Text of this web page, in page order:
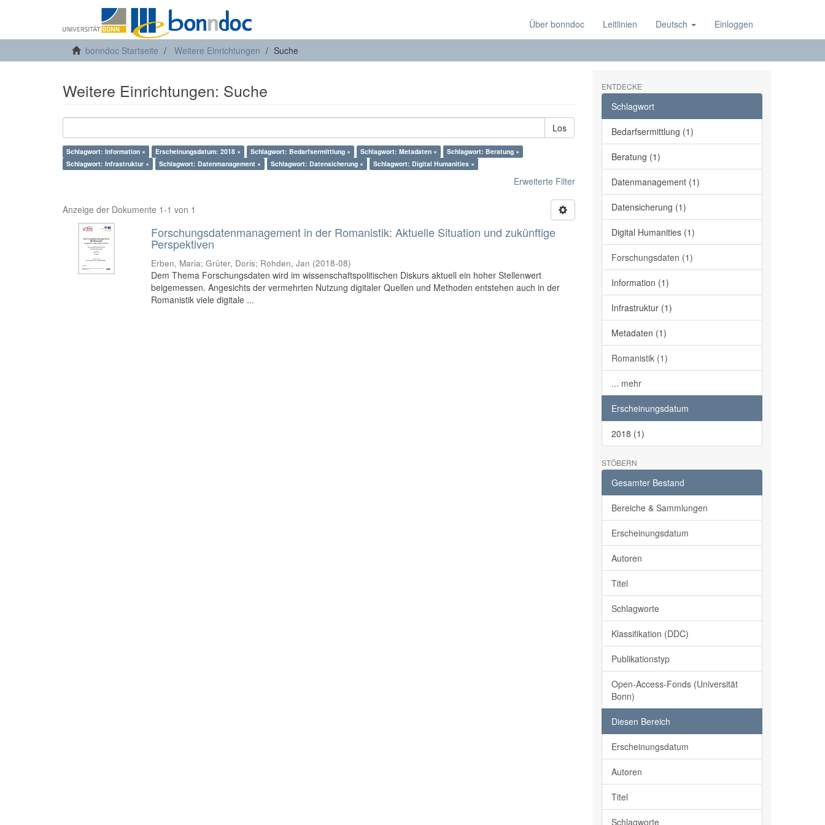
Über bonndoc Leitlinien Deutsch Einloggen
bonndoc Startseite Weitere Einrichtungen Suche
Weitere Einrichtungen: Suche
Los
Schlagwort: Information × Erscheinungsdatum: 2018 × Schlagwort: Bedarfsermittlung × Schlagwort: Metadaten ×
Schlagwort: Beratung ×
Schlagwort: Infrastruktur ×
Schlagwort: Datenmanagement × Schlagwort: Datensicherung × Schlagwort: Digital Humanities ×
Erweiterte Filter
Anzeige der Dokumente 1-1 von 1
Forschungsdatenmanagement in der Romanistik: Aktuelle Situation und zukünftige
Perspektiven
Erben, Maria;Grüter, Doris; Rohden, Jan (2018-08)
Dem Thema Forschungsdaten wird im wissenschaftspolitischen Diskurs aktuell ein hoher Stellenwert
beigemessen. Angesichts der vermehrten Nutzung digitaler Quellen und Methoden entstehen auch in der
Romanistik viele digitale ...
ENTDECKE
Schlagwort
Bedarfsermittlung (1)
Beratung (1)
Datenmanagement (1)
Datensicherung (1)
Digital Humanities (1)
Forschungsdaten (1)
Information (1)
Infrastruktur (1)
Metadaten (1)
Romanistik (1)
... mehr
Erscheinungsdatum
2018 (1)
STÖBERN
Gesamter Bestand
Bereiche & Sammlungen
Erscheinungsdatum
Autoren
Titel
Schlagworte
Klassifikation (DDC)
Publikationstyp
Open-Access-Fonds (Universität
Bonn)
Diesen Bereich
Erscheinungsdatum
Autoren
Titel
Schlagworte